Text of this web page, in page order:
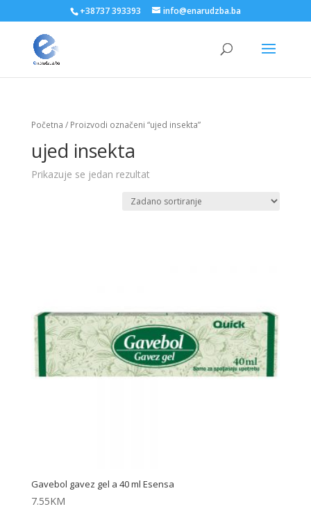
+38737 393393 info@enarudzba.ba
Početna / Proizvodi označeni “ujed insekta”
ujed insekta
Prikazuje se jedan rezultat
Gavebol gavez gel a 40 ml Esensa
7.55KM